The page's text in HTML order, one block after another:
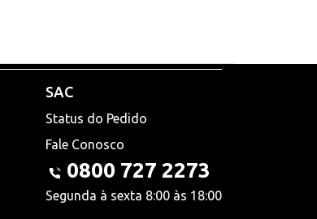
SAC
Status do Pedido
Fale Conosco
0800 727 2273
Segunda à sexta 8:00 às 18:00